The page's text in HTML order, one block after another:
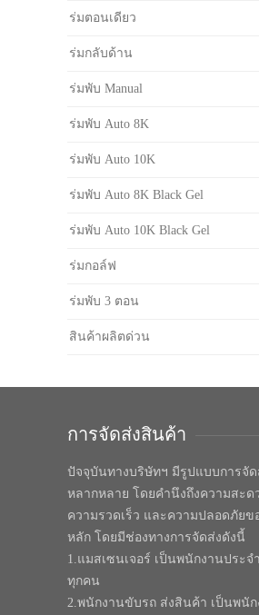
ร่มตอนเดียว
ร่มกลับด้าน
ร่มพับ Manual
ร่มพับ Auto 8K
ร่มพับ Auto 10K
ร่มพับ Auto 8K Black Gel
ร่มพับ Auto 10K Black Gel
ร่มกอล์ฟ
ร่มพับ 3 ตอน
สินค้าผลิตด่วน
การจัดส่งสินค้า
ปัจจุบันทางบริษัทฯ มีรูปแบบการจั
หลากหลาย โดยคำนึงถึงความสะด
ความรวดเร็ว และความปลอดภัยข
หลัก โดยมีช่องทางการจัดส่งดังนี้
1.แมสเซนเจอร์ เป็นพนักงานประจ
ทุกคน
2.พนักงานขับรถ ส่งสินค้า เป็นพนัก